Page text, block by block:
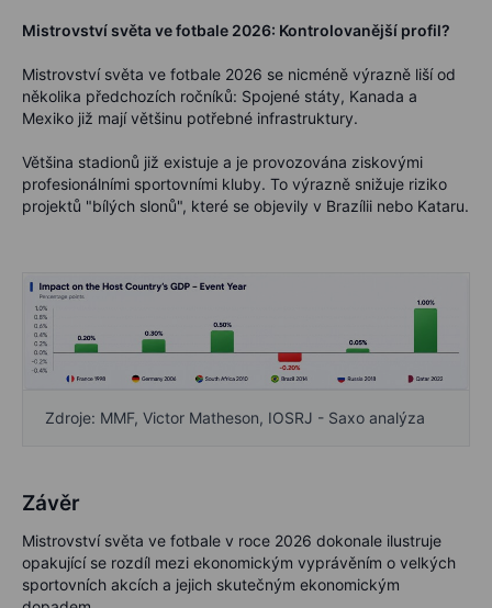
Mistrovství světa ve fotbale 2026: Kontrolovanější profil?
Mistrovství světa ve fotbale 2026 se nicméně výrazně liší od
několika předchozích ročníků: Spojené státy, Kanada a
Mexiko již mají většinu potřebné infrastruktury.
Většina stadionů již existuje a je provozována ziskovými
profesionálními sportovními kluby. To výrazně snižuje riziko
projektů "bílých slonů", které se objevily v Brazílii nebo Kataru.
Zdroje: MMF, Victor Matheson, IOSRJ - Saxo analýza
Závěr
Mistrovství světa ve fotbale v roce 2026 dokonale ilustruje
opakující se rozdíl mezi ekonomickým vyprávěním o velkých
sportovních akcích a jejich skutečným ekonomickým